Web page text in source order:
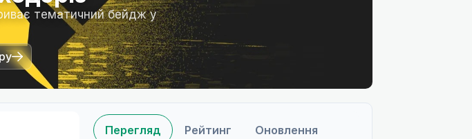
тематичний бейдж у
Перегляд Рейтинг Оновлення